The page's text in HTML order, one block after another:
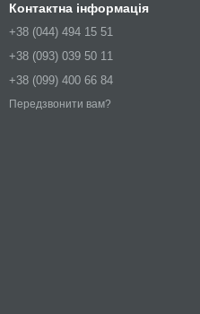
Контактна інформація
+38 (044) 494 15 51
+38 (093) 039 50 11
+38 (099) 400 66 84
Передзвонити вам?